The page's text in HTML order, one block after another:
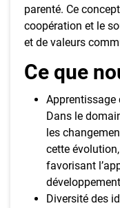
parenté. Ce
coopération et le
et de valeurs
Ce que
Apprentissage
Dans le
les
cette
favorisant
Diversité des